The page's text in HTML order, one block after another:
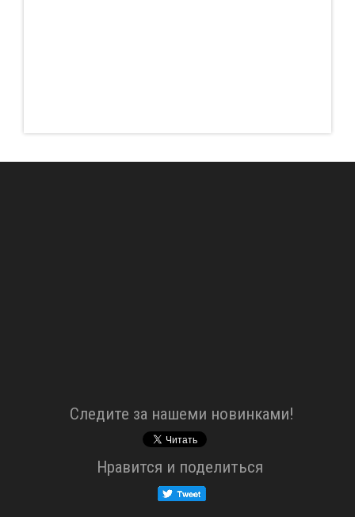
Cледите за нашеми новинками!
Нравится и поделиться